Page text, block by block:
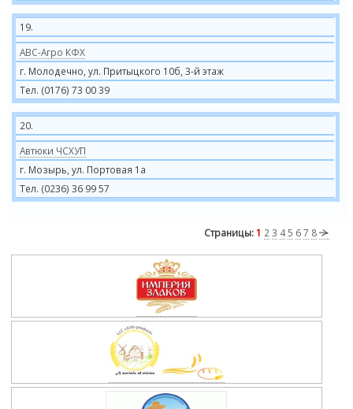
19.
АВС-Агро КФХ
г. Молодечно, ул. Притыцкого 10б, 3-й этаж
Тел. (0176) 73 00 39
20.
Автюки ЧСХУП
г. Мозырь, ул. Портовая 1а
Тел. (0236) 36 99 57
Страницы: 1 2 3 45 67 8